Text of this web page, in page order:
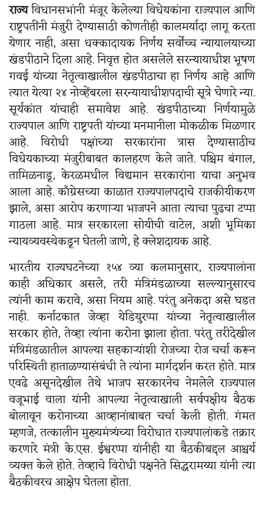
राज्यविधानसभांनी मंजूर केलेल्या विधेयकांना राज्यपाल आणि
राष्ट्रपतींनी मंजुरी देण्यासाठी कोणतीही कालमर्यादा लागू करता
येणार नाही, असा धक्कादायक निर्णय सर्वोच्च न्यायालयाच्या
खंडपीठाने दिला आहे. निवृत्त होत असलेले सरन्यायाधीश भूषण
गवई यांच्या नेतृत्वाखालील खंडपीठाचा हा निर्णय आहे आणि
त्यात येत्या २४ नोव्हेंबरला सरन्यायाधीशपदाची सूत्रे घेणारे न्या.
सूर्यकांत यांचाही समावेश आहे. खंडपीठाच्या निर्णयामुळे
राज्यपाल आणि राष्ट्रपती यांच्या मनमानीला मोकळीक मिळणार
आहे. विरोधी पक्षांच्या सरकारांना त्रास देण्यासाठीच
विधेयकाच्या मंजुरीबाबत कालहरण केले जाते. पश्चिम बंगाल,
तामिळनाडू, केरळमधील विद्यमान सरकारांना याचा अनुभव
आला आहे. काँग्रेसच्या काळात राज्यपालपदाचे राजकीयीकरण
झाले, असा आरोप करणाऱ्या भाजपने आता त्याचा पुढचा टप्पा
गाठला आहे. मात्र सरकारला सोयीची वाटेल, अशी भूमिका
न्यायव्यवस्थेकडून घेतली जाणे, हे क्लेशदायक आहे.
भारतीय राज्यघटनेच्या १५४ व्या कलमानुसार, राज्यपालांना
काही अधिकार असले, तरी मंत्रिमंडळाच्या सल्ल्यानुसारच
त्यांनी काम करावे, असा नियम आहे. परंतु अनेकदा असे घडत
नाही. कर्नाटकात जेव्हा येडियुरप्पा यांच्या नेतृत्वाखालील
सरकार होते, तेव्हा त्यांना करोना झाला होता. परंतु तरीदेखील
मंत्रिमंडळातील आपल्या सहकाऱ्यांशी रोजच्या रोज चर्चा करून
परिस्थिती हाताळण्यासंबंधी ते त्यांना मार्गदर्शन करत होते. मात्र
एवढे असूनदेखील तेथे भाजप सरकारनेच नेमलेले राज्यपाल
वजूभाई वाला यांनी आपल्या नेतृत्वाखाली सर्वपक्षीय बैठक
बोलावून करोनाच्या आव्हानांबाबत चर्चा केली होती. गंमत
म्हणजे, तत्कालीन मुख्यमंत्र्यंच्या विरोधात राज्यपालांकडे तक्रार
करणारे मंत्री के.एस. ईश्वरप्पा यांनीही या बैठकीबद्दल आश्चर्य
व्यक्त केले होते. तेव्हाचे विरोधी पक्षनेते सिद्धरामय्या यांनी त्या
बैठकीवरच आक्षेप घेतला होता.